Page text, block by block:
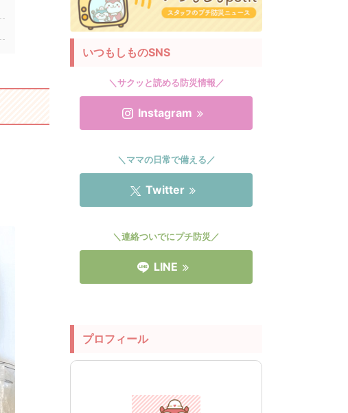
いつもしものSNS
＼サクッと読める防災情報／
Instagram
＼ママの日常で備える／
Twitter
＼連絡ついでにプチ防災／
LINE
プロフィール